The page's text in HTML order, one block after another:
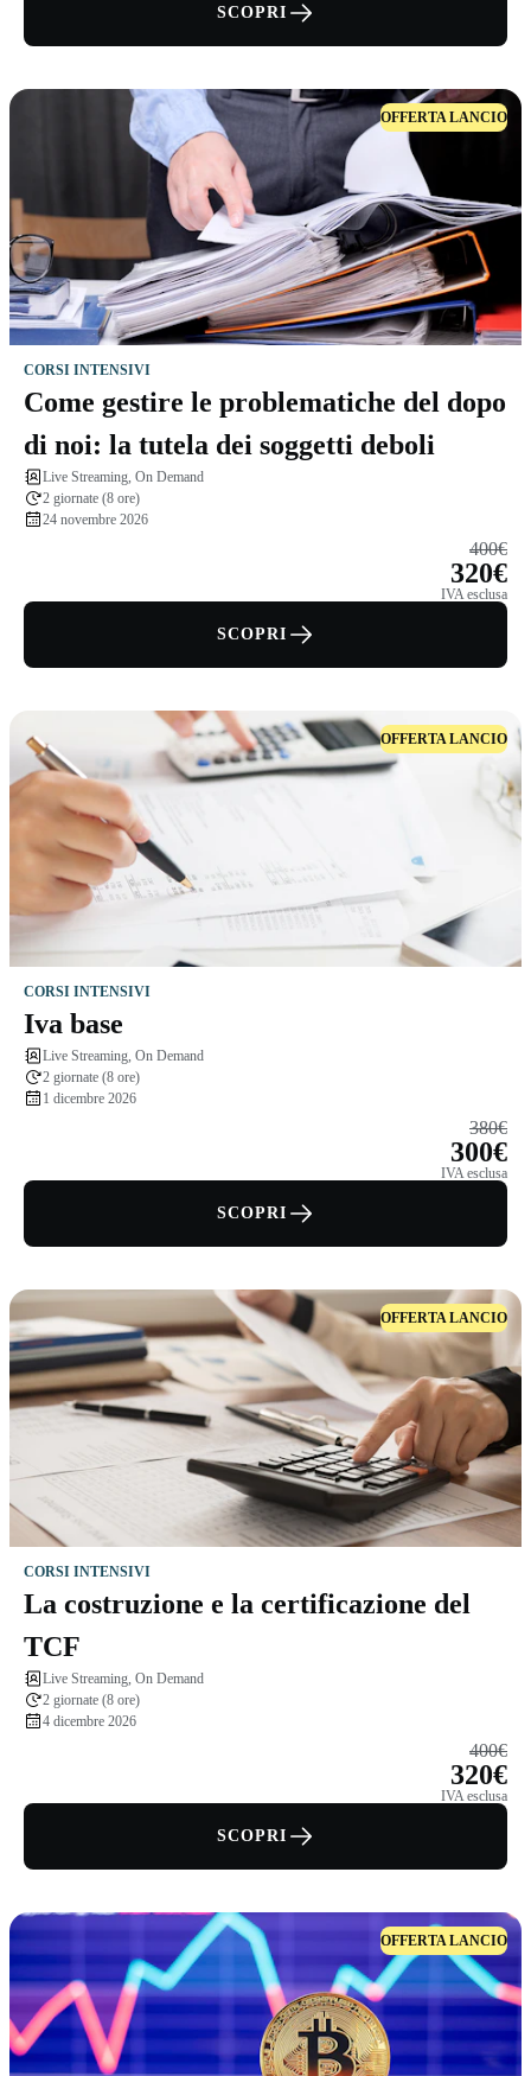
SCOPRI
OFFERTA LANCIO
CORSI INTENSIVI
Come gestire le problematiche del dopo
di noi: la tutela dei soggetti deboli
Live Streaming, On Demand
2 giornate (8 ore)
24 novembre 2026
400€
320€
IVA esclusa
SCOPRI
OFFERTA LANCIO
CORSI INTENSIVI
Iva base
Live Streaming, On Demand
2 giornate (8 ore)
1 dicembre 2026
380€
300€
IVA esclusa
SCOPRI
OFFERTA LANCIO
CORSI INTENSIVI
La costruzione e la certificazione del
TCF
Live Streaming, On Demand
2 giornate (8 ore)
4 dicembre 2026
400€
320€
IVA esclusa
SCOPRI
OFFERTA LANCIO